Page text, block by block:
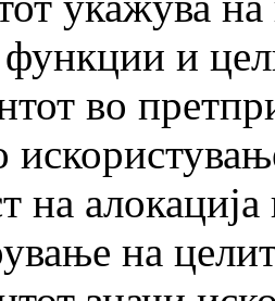
функции и
во
на
на